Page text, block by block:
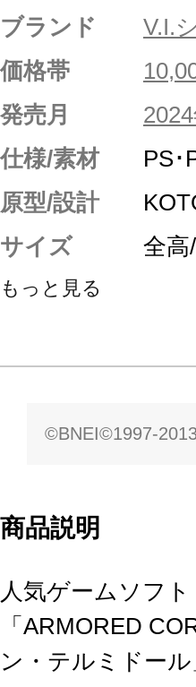
ブランド
V.I.
価格帯
発売月
仕様/素材
PS･
原型/設計
サイズ
全高
もっと見る
©BNEI©1997-
商品説明
人気ゲームソフ
「ARMORED
ン・テルミドー